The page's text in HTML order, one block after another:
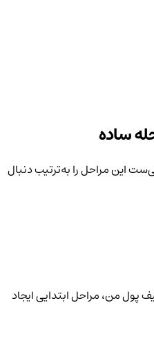
این مراحل را به‌ترتیب دنبال
پول من، مراحل ابتدایی ایجاد